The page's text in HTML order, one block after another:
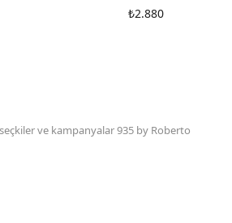
₺2.880
ve kampanyalar 935 by Roberto